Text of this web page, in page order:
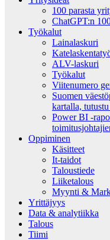
100 parasta
ChatGPT:n
Työkalut
Lainalaskuri
ALV-laskuri
Työkalut
Viitenumero
Suomen
kartalla,
Power BI -
Oppiminen
Käsitteet
It-taidot
Taloustiede
Liiketalous
Myynti &
Yrittäjyys
Data & analytiikka
Talous
Tiimi